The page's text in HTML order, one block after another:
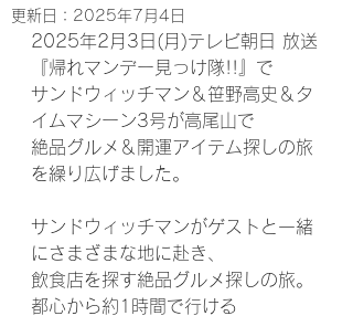
更新日： 2025年7月4日
2025年2月3日(月)テレビ朝日 放送
『帰れマンデー見っけ隊!!』で
サンドウィッチマン＆笹野高史＆タ
イムマシーン3号が高尾山で
絶品グルメ＆開運アイテム探しの旅
を繰り広げました。
サンドウィッチマンがゲストと一緒
にさまざまな地に赴き、
飲食店を探す絶品グルメ探しの旅。
都心から約1時間で行ける